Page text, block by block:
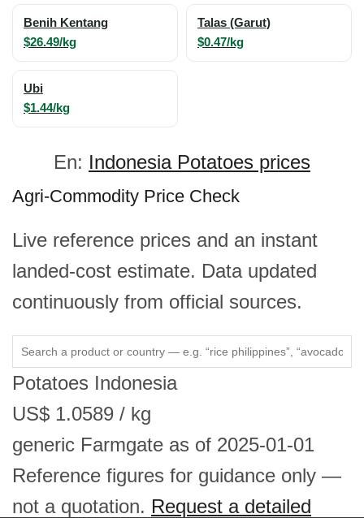
Benih Kentang
$26.49/kg
Talas (Garut)
$0.47/kg
Ubi
$1.44/kg
En: Indonesia Potatoes prices
Agri-Commodity Price Check
Live reference prices and an instant
landed-cost estimate. Data updated
continuously from official sources.
Potatoes Indonesia
US$ 1.0589 / kg
generic Farmgate as of 2025-01-01
Reference figures for guidance only —
not a quotation. Request a detailed